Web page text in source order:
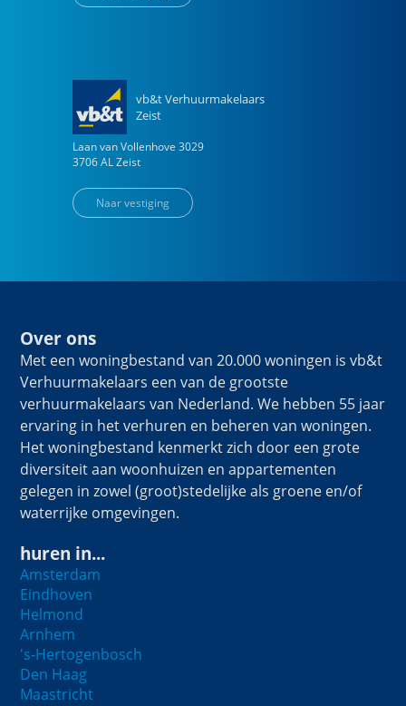
vb&t Verhuurmakelaars
Zeist
Laan van Vollenhove 3029
3706 AL Zeist
Naar vestiging
Over ons
Met een woningbestand van 20.000 woningen is vb&t
Verhuurmakelaars een van de grootste
verhuurmakelaars van Nederland. We hebben 55 jaar
ervaring in het verhuren en beheren van woningen.
Het woningbestand kenmerkt zich door een grote
diversiteit aan woonhuizen en appartementen
gelegen in zowel (groot)stedelijke als groene en/of
waterrijke omgevingen.
huren in...
Amsterdam
Eindhoven
Helmond
Arnhem
's-Hertogenbosch
Den Haag
Maastricht